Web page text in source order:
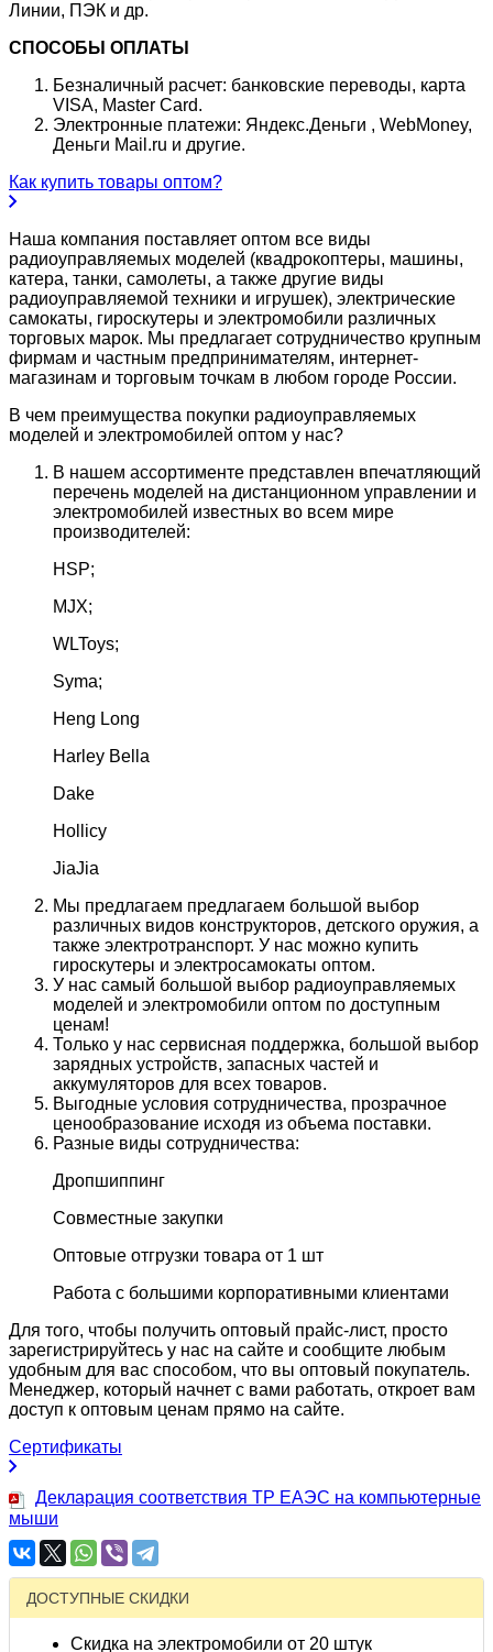
Линии, ПЭК и др.
СПОСОБЫ ОПЛАТЫ
Безналичный расчет: банковские переводы, карта
VISA, Master Card.
Электронные платежи: Яндекс.Деньги , WebMoney,
Деньги Mail.ru и другие.
Как купить товары оптом?
Наша компания поставляет оптом все виды
радиоуправляемых моделей (квадрокоптеры, машины,
катера, танки, самолеты, а также другие виды
радиоуправляемой техники и игрушек), электрические
самокаты, гироскутеры и электромобили различных
торговых марок. Мы предлагает сотрудничество крупным
фирмам и частным предпринимателям, интернет-
магазинам и торговым точкам в любом городе России.
В чем преимущества покупки радиоуправляемых
моделей и электромобилей оптом у нас?
В нашем ассортименте представлен впечатляющий
перечень моделей на дистанционном управлении и
электромобилей известных во всем мире
производителей:
HSP;
MJX;
WLToys;
Syma;
Heng Long
Harley Bella
Dake
Hollicy
JiaJia
Мы предлагаем предлагаем большой выбор
различных видов конструкторов, детского оружия, а
также электротранспорт. У нас можно купить
гироскутеры и электросамокаты оптом.
У нас самый большой выбор радиоуправляемых
моделей и электромобили оптом по доступным
ценам!
Только у нас сервисная поддержка, большой выбор
зарядных устройств, запасных частей и
аккумуляторов для всех товаров.
Выгодные условия сотрудничества, прозрачное
ценообразование исходя из объема поставки.
Разные виды сотрудничества:
Дропшиппинг
Совместные закупки
Оптовые отгрузки товара от 1 шт
Работа с большими корпоративными клиентами
Для того, чтобы получить оптовый прайс-лист, просто
зарегистрируйтесь у нас на сайте и сообщите любым
удобным для вас способом, что вы оптовый покупатель.
Менеджер, который начнет с вами работать, откроет вам
доступ к оптовым ценам прямо на сайте.
Сертификаты
Декларация соответствия ТР ЕАЭС на компьютерные
мыши
ДОСТУПНЫЕ СКИДКИ
Скидка на электромобили от 20 штук